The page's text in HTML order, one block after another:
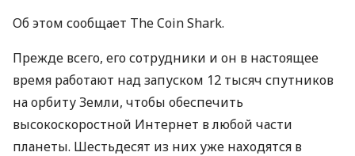
Об этом сообщает The Coin Shark.
Прежде всего, его сотрудники и он в настоящее
время работают над запуском 12 тысяч спутников
на орбиту Земли, чтобы обеспечить
высокоскоростной Интернет в любой части
планеты. Шестьдесят из них уже находятся в